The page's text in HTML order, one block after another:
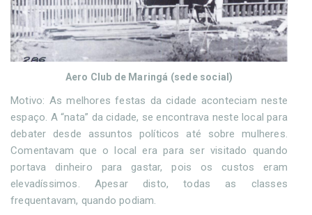
Aero Club de Maringá (sede social)
Motivo: As melhores festas da cidade aconteciam neste
espaço. A “nata” da cidade, se encontrava neste local para
debater desde assuntos políticos até sobre mulheres.
Comentavam que o local era para ser visitado quando
portava dinheiro para gastar, pois os custos eram
elevadíssimos. Apesar disto, todas as classes
frequentavam, quando podiam.